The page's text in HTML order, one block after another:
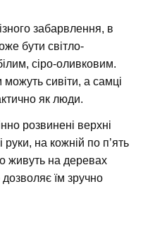
забарвлення, в
бути світло-
сіро-оливковим.
можуть сивіти, а самці
як люди.
розвинені верхні
руки, на кожній по п’ять
живуть на деревах
дозволяє їм зручно